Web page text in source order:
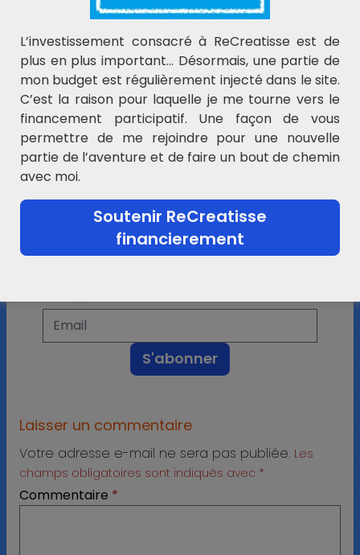
Découvrez Maître Hibou
Rencontrez Maître Hibou, une
Intelligence artificielle qui enrichit
l'éducation. Il soutient les
enseignants, les parents, éveille la
curiosité des enfants et peut apporter son aide
pour les devoirs, rendant l'apprentissage amusant
et accessible.
Essayer Maître Hibou
Laisser un commentaire
Votre adresse e-mail ne sera pas publiée. Les
champs obligatoires sont indiqués avec *
Commentaire *
L’investissement consacré à ReCreatisse est de
plus en plus important… Désormais, une partie de
mon budget est régulièrement injecté dans le site.
C’est la raison pour laquelle je me tourne vers le
financement participatif. Une façon de vous
permettre de me rejoindre pour une nouvelle
partie de l’aventure et de faire un bout de chemin
avec moi.
Soutenir ReCreatisse
financierement